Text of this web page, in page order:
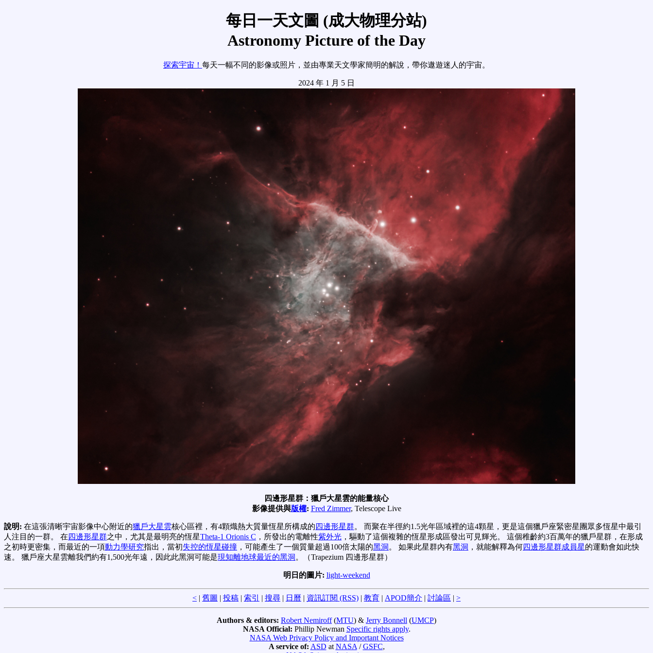
每日一天文圖 (成大物理分站)
Astronomy Picture of the Day
探索宇宙！ 每天一幅不同的影像或照片，並由專業天文學家簡明的解說，帶你遨遊迷人的宇宙。
2024 年 1 月 5 日
四邊形星群：獵戶大星雲的能量核心
影像提供與版權: Fred Zimmer, Telescope Live
說明: 在這張清晰宇宙影像中心附近的獵戶大星雲核心區裡，有4顆熾熱大質量恆星所構成的 四邊形星群。 而聚在半徑約1.5光年區域裡的這4顆星，更是這個獵戶座緊密星團眾多恆星中最引
人注目的一群。 在 四邊形星群之中，尤其是最明亮的恆星Theta-1 Orionis C ，所發出的電離性紫外光 ，驅動了這個複雜的恆星形成區發出可見輝光。 這個稚齡約3百萬年的獵戶星群，在形成
之初時更密集，而最近的一項動力學研究指出，當初失控的恆星碰撞 ，可能產生了一個質量超過100倍太陽的黑洞 。 如果此星群內有黑洞 ，就能解釋為何四邊形星群成員星的運動會如此快
速。 獵戶座大星雲離我們約有1,500光年遠，因此此黑洞可能是現知離地球最近的黑洞 。（Trapezium 四邊形星群）
明日的圖片: light-weekend
< | 舊圖 | 投稿 | 索引 | 搜尋 | 日曆 | 資訊訂閱 (RSS) | 教育 | APOD簡介 | 討論區 | >
Authors & editors: Robert Nemiroff(MTU) & Jerry Bonnell (UMCP)
NASA Official: Phillip Newman Specific rights apply.
NASA Web Privacy Policy and Important Notices
A service of: ASD at NASA /GSFC,